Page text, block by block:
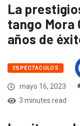
La
tango Mora
años de
ESPECTACULOS
mayo 16, 2023
3 minutes read